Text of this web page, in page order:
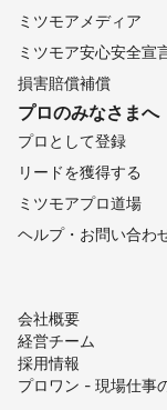
会社概要
経営チーム
採用情報
プロワン - 現場仕事
ミツモアメディア
ミツモア安心安全宣
損害賠償補償
プロのみなさまへ
プロとして登録
リードを獲得する
ミツモアプロ道場
ヘルプ・お問い合わ